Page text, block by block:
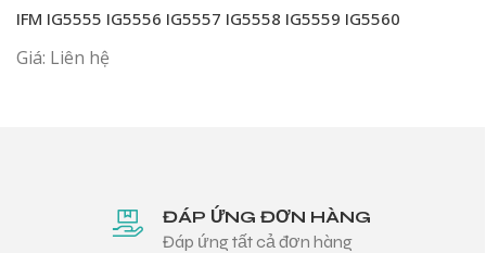
IFM IG5555 IG5556 IG5557 IG5558 IG5559 IG5560
Giá: Liên hệ
ĐÁP ỨNG ĐƠN HÀNG
Đáp ứng tất cả đơn hàng